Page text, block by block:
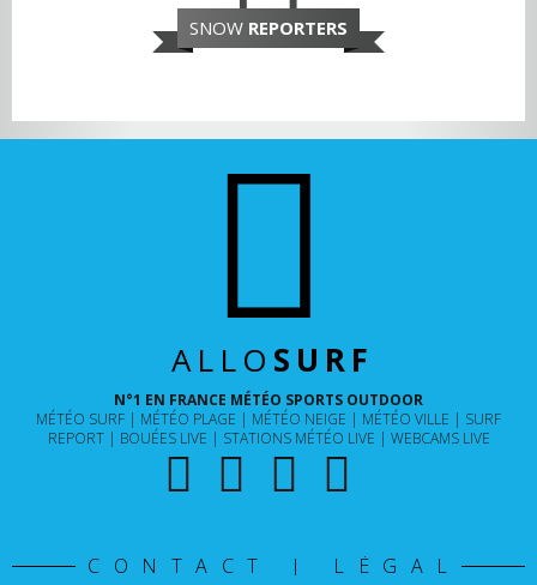
SNOW REPORTERS
ALLO SURF
N°1 EN FRANCE MÉTÉO SPORTS OUTDOOR
MÉTÉO SURF
MÉTÉO PLAGE MÉTÉO NEIGE MÉTÉO VILLE
SURF
REPORT
BOUÉES LIVE STATIONS MÉTÉO LIVE WEBCAMS LIVE
CONTACT | LÉGAL